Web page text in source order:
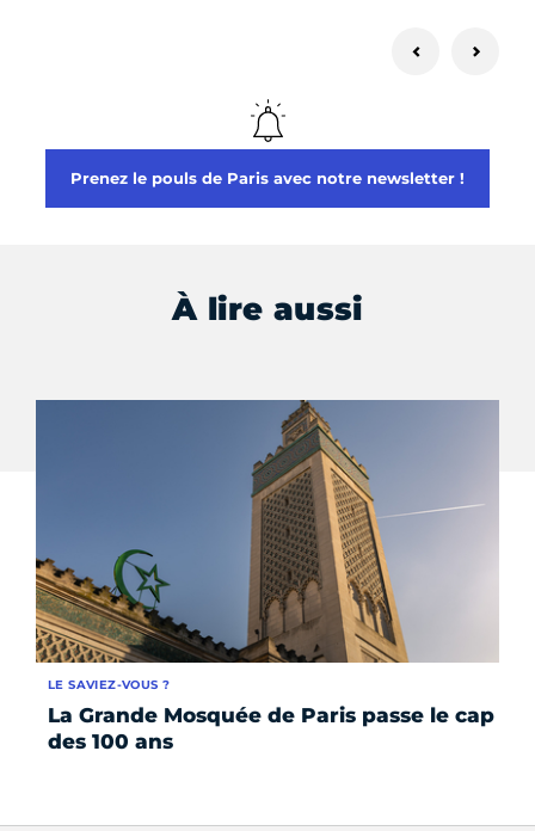
Prenez le pouls de Paris avec notre newsletter !
À lire aussi
La Grande Mosquée de Paris passe le cap
des 100 ans
LE SAVIEZ-VOUS ?